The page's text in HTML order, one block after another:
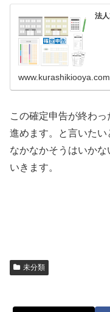
法
www.kurashikiooya.com
この確定申告が終わ
進めます。と言いた
なかなかそうはいか
いきます。
未分類